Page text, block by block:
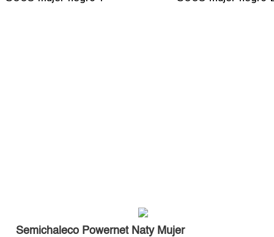
Semichaleco Powernet Naty Mujer